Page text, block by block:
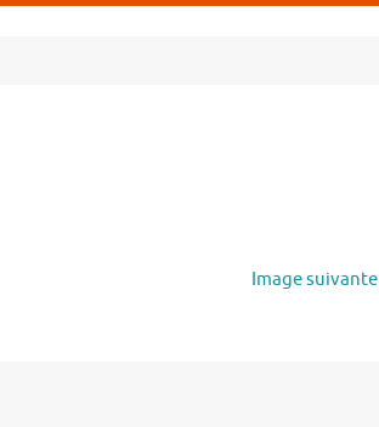
Image suivante